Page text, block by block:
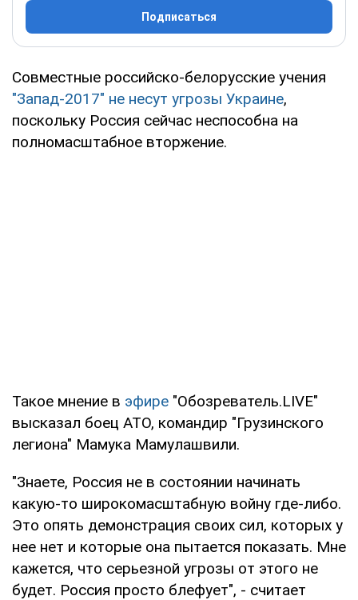
Подписаться
Совместные российско-белорусские учения
"Запад-2017" не несут угрозы Украине,
поскольку Россия сейчас неспособна на
полномасштабное вторжение.
Такое мнение в эфире "Обозреватель.LIVE"
высказал боец АТО, командир "Грузинского
легиона" Мамука Мамулашвили.
"Знаете, Россия не в состоянии начинать
какую-то широкомасштабную войну где-либо.
Это опять демонстрация своих сил, которых у
нее нет и которые она пытается показать. Мне
кажется, что серьезной угрозы от этого не
будет. Россия просто блефует", - считает